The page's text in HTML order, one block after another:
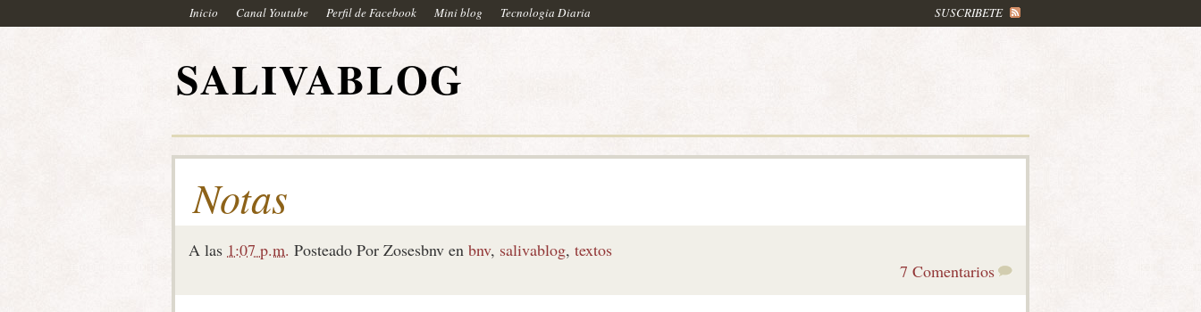
Inicio Canal Youtube Perfil de Facebook Mini blog Tecnologia Diaria SUSCRIBETE
SALIVABLOG
Notas
A las 1:07 p.m. Posteado Por Zosesbnv en bnv, salivablog, textos
7 Comentarios